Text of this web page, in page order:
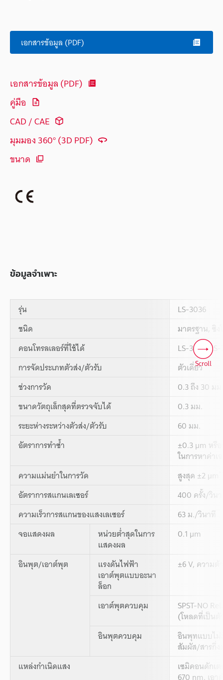
เอกสารข้อมูล (PDF)
เอกสารข้อมูล (PDF)
คู่มือ
CAD / CAE
มุมมอง 360° (3D PDF)
ขนาด
ข้อมูลจำเพาะ
รุ่น
LS-3036
ชนิด
มาตรฐาน, ซิง
คอนโทรลเลอร์ที่ใช้ได้
LS-3100/
การจัดประเภทตัวส่ง/ตัวรับ
ตัวเดี่ยว
ช่วงการวัด
0.3 ถึง 30 มม.
ขนาดวัตถุเล็กสุดที่ตรวจจับได้
0.3 มม.
ระยะห่างระหว่างตัวส่ง/ตัวรับ
60 มม.
อัตราการทำซ้ำ
±0.3 µm หรื
ในการหาค่าเ
ความแม่นยำในการวัด
สูงสุด ±2 µm
อัตราการสแกนเลเซอร์
400 ครั้ง/วิน
ความเร็วการสแกนของแสงเลเซอร์
63 ม./วินาที
จอแสดงผล
หน่วยต่ำสุดในการ
แสดงผล
0.1 µm
อินพุต/เอาต์พุต แรงดันไฟฟ้า
เอาต์พุตแบบอะนา
ล็อก
±6 V, ความ
เอาต์พุตควบคุม SPST-NO
(โหลดที่เป็น
อินพุตควบคุม
อินพุทแบบไ
สัมผัส/สารกึ่
แหล่งกำเนิดแสง
เซมิคอนดักเ
670 nm, เอ
Scroll